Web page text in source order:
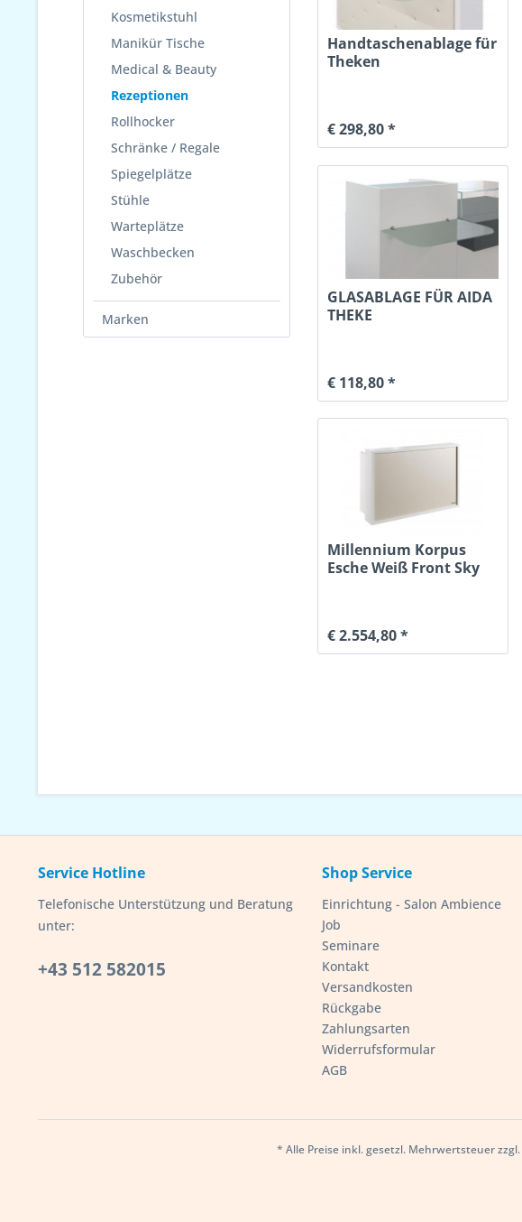
Kosmetikstuhl
Manikür Tische
Medical & Beauty
Rezeptionen
Rollhocker
Schränke / Regale
Spiegelplätze
Stühle
Warteplätze
Waschbecken
Zubehör
Marken
Handtaschenablage für
Theken
€ 298,80 *
GLASABLAGE FÜR AIDA
THEKE
€ 118,80 *
Millennium Korpus
Esche Weiß Front Sky
€ 2.554,80 *
Service Hotline
Telefonische Unterstützung und Beratung
unter:
+43 512 582015
Shop Service
Einrichtung - Salon Ambience
Job
Seminare
Kontakt
Versandkosten
Rückgabe
Zahlungsarten
Widerrufsformular
AGB
* Alle Preise inkl. gesetzl. Mehrwertsteuer zzgl.